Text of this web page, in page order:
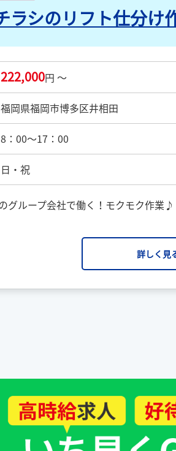
ラシのリフト仕分け
222,000円 ～
福岡県福岡市博多区井相田
8：00～17：00
日・祝
グループ会社で働く！モクモク作業♪
詳しく見